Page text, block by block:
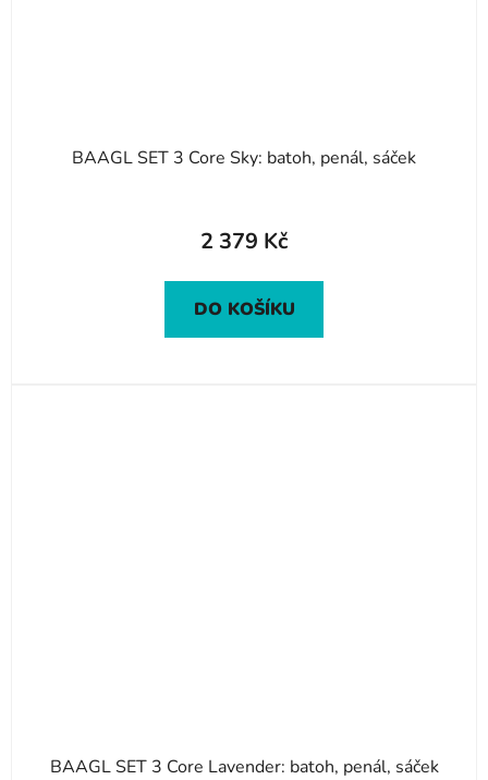
BAAGL SET 3 Core Sky: batoh, penál, sáček
2 379 Kč
DO KOŠÍKU
BAAGL SET 3 Core Lavender: batoh, penál, sáček